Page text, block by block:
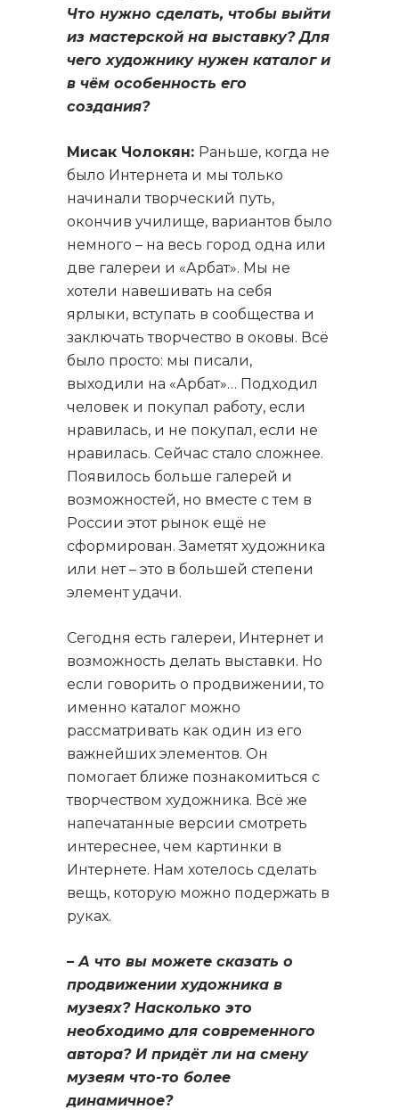
Что нужно сделать, чтобы выйти
из мастерской на выставку? Для
чего художнику нужен каталог и
в чём особенность его
создания?
Мисак Чолокян: Раньше, когда не
было Интернета и мы только
начинали творческий путь,
окончив училище, вариантов было
немного – на весь город одна или
две галереи и «Арбат». Мы не
хотели навешивать на себя
ярлыки, вступать в сообщества и
заключать творчество в оковы. Всё
было просто: мы писали,
выходили на «Арбат»… Подходил
человек и покупал работу, если
нравилась, и не покупал, если не
нравилась. Сейчас стало сложнее.
Появилось больше галерей и
возможностей, но вместе с тем в
России этот рынок ещё не
сформирован. Заметят художника
или нет – это в большей степени
элемент удачи.
Сегодня есть галереи, Интернет и
возможность делать выставки. Но
если говорить о продвижении, то
именно каталог можно
рассматривать как один из его
важнейших элементов. Он
помогает ближе познакомиться с
творчеством художника. Всё же
напечатанные версии смотреть
интереснее, чем картинки в
Интернете. Нам хотелось сделать
вещь, которую можно подержать в
руках.
– А что вы можете сказать о
продвижении художника в
музеях? Насколько это
необходимо для современного
автора? И придёт ли на смену
музеям что-то более
динамичное?